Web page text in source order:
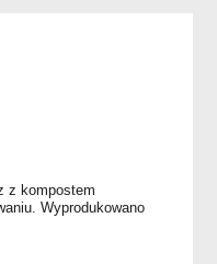
z kompostem
Wyprodukowano